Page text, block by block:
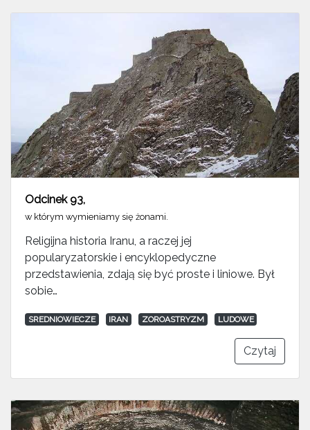
Odcinek 93,
w którym wymieniamy się żonami.
Religijna historia Iranu, a raczej jej
popularyzatorskie i encyklopedyczne
przedstawienia, zdają się być proste i liniowe. Był
sobie…
SREDNIOWIECZE IRAN ZOROASTRYZM LUDOWE
Czytaj